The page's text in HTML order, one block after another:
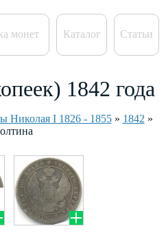
монет Каталог Статьи
1842 года
Николая I 1826 - 1855» 1842 »